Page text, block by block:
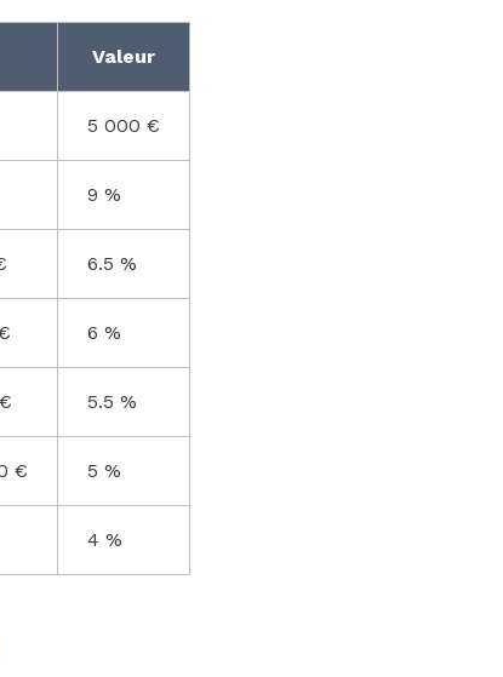
Valeur
5 000 €
9 %
6.5 %
6 %
5.5 %
€ 5 %
4 %